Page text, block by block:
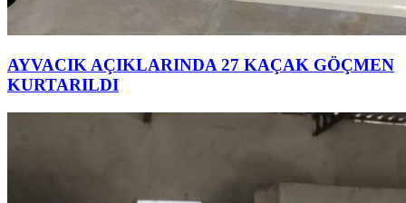
AYVACIK AÇIKLARINDA 27 KAÇAK GÖÇMEN
KURTARILDI